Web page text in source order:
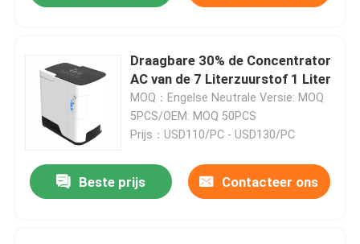
Draagbare 30% de Concentrator
AC van de 7 Literzuurstof 1 Liter
MOQ：Engelse Neutrale Versie: MOQ
5PCS/OEM: MOQ 50PCS
Prijs：USD110/PC - USD130/PC
Beste prijs Contacteer ons